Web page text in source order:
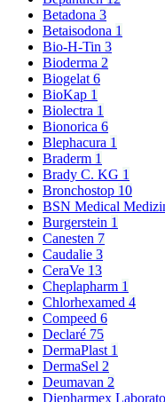
Betadona 3
Betaisodona 1
Bio-H-Tin 3
Bioderma 2
Biogelat 6
BioKap 1
Biolectra 1
Bionorica 6
Blephacura 1
Braderm 1
Brady C. KG 1
Bronchostop 10
BSN Medical
Burgerstein 1
Canesten 7
Caudalie 3
CeraVe 13
Cheplapharm 1
Chlorhexamed 4
Compeed 6
Declaré 75
DermaPlast 1
DermaSel 2
Deumavan 2
Diepharmex